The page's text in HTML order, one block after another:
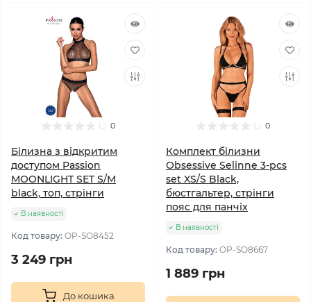
0
Білизна з відкритим
доступом Passion
MOONLIGHT SET S/M
black, топ, стрінги
В наявності
Код товару: OP-SO8452
3 249 грн
До кошика
0
Комплект білизни
Obsessive Selinne 3-pcs
set XS/S Black,
бюстгальтер, стрінги
пояс для панчіх
В наявності
Код товару: OP-SO8667
1 889 грн